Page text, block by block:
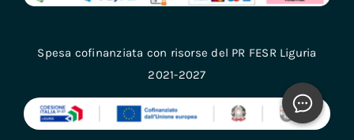
Spesa cofinanziata con risorse del PR FESR Liguria
2021-2027